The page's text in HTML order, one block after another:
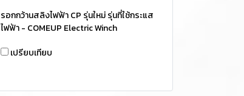
รอกกว้านสลิงไฟฟ้า CP รุ่นใหม่ รุ่นที่ใช้กระแส
ไฟฟ้า - COMEUP Electric Winch
เปรียบเทียบ